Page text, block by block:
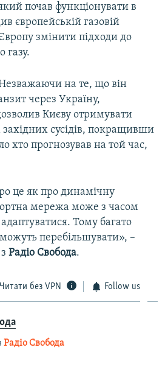
почав функціонувати в
європейській газовій
змінити підходи до
газу.
на те, що він
через Україну,
Києву отримувати
західних сусідів, покращивши
хто прогнозував на той час,
це як про динамічну
мережа може з часом
Тому багато
перебільшувати», –
Радіо Свобода.
Читати без VPN Follow us
Радіо Свобода